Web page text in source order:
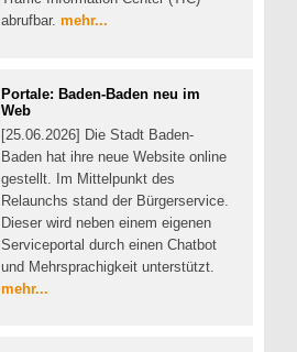
abrufbar. mehr...
Portale: Baden-Baden neu im
Web
[25.06.2026] Die Stadt Baden-
Baden hat ihre neue Website online
gestellt. Im Mittelpunkt des
Relaunchs stand der Bürgerservice.
Dieser wird neben einem eigenen
Serviceportal durch einen Chatbot
und Mehrsprachigkeit unterstützt.
mehr...